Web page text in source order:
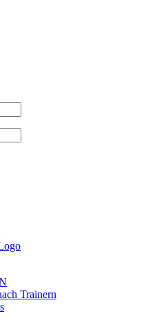
Trainern